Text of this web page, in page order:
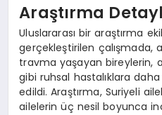
SIYASET
Araştırma
Uluslararası bir araştırma
gerçekleştirilen çalışmada,
travma yaşayan bireylerin,
gibi ruhsal hastalıklara
edildi. Araştırma, Suriyeli
ailelerin üç nesil boyunca